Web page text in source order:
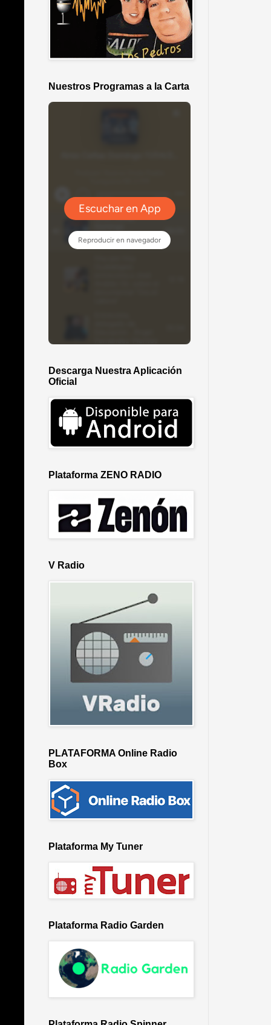
Nuestros Programas a la Carta
Descarga Nuestra Aplicación
Oficial
Plataforma ZENO RADIO
V Radio
PLATAFORMA Online Radio
Box
Plataforma My Tuner
Plataforma Radio Garden